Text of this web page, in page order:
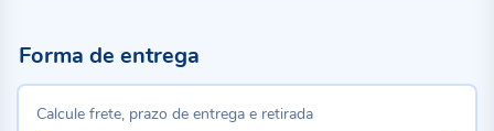
Forma de entrega
Calcule frete, prazo de entrega e retirada